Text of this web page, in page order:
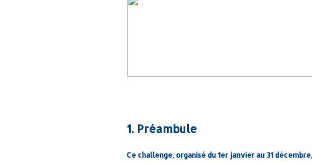
1. Préambule
Ce challenge, organisé du 1er janvier au 31